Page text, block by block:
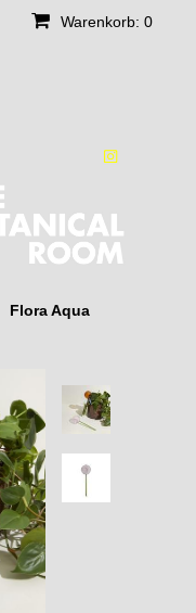
Warenkorb: 0
Flora Aqua